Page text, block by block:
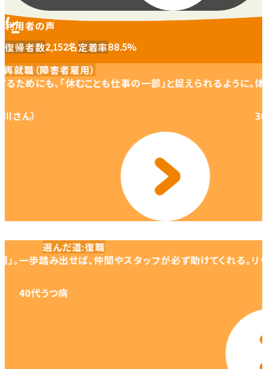
利用者の声
復帰者数2,152名定着率88.5%
）
とも仕事の一部」と捉えられるように。体験で思いのほか発
切な再成長期」。一歩踏み出せば、仲間やスタッフが必ず助